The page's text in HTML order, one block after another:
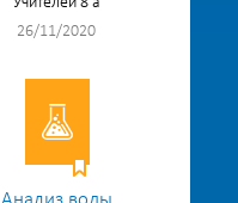
26/11/2020